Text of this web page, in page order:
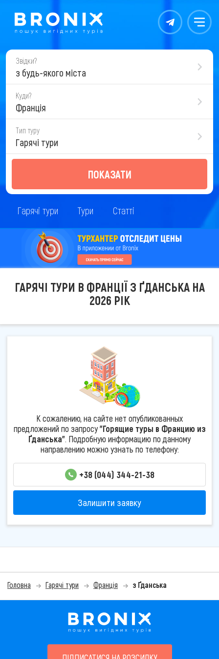
Контакты Меню
Звідки?
з будь-якого міста
Куди?
Франція
Тип туру
Гарячі тури
ПОКАЗАТИ
Гарячі тури Тури Статті
ГАРЯЧІ ТУРИ В ФРАНЦІЇ З ҐДАНСЬКА НА
2026 РІК
К сожалению, на сайте нет опубликованных
предложений по запросу"Горящие туры в Францию из
Ґданська". Подробную информацию по данному
направлению можно узнать по телефону:
+38 (044) 344-21-38
Залишити заявку
Головна Гарячі тури Франція з Ґданська